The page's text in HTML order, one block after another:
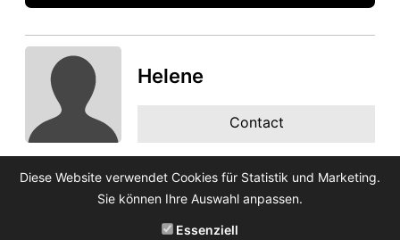
Helene
Contact
Diese Website verwendet Cookies für Statistik und Marketing.
Sie können Ihre Auswahl anpassen.
Essenziell